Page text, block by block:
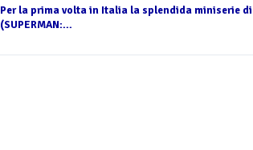
Per la prima volta in Italia la splendida miniserie di
(SUPERMAN:...